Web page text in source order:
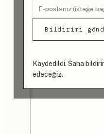
Bildirimi
Kaydedildi. Saha
edeceğiz.